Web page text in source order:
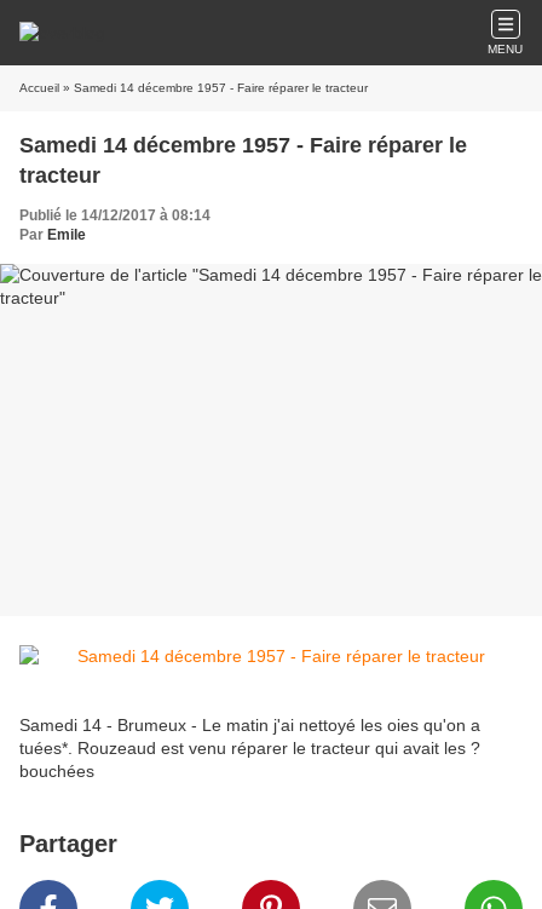
MENU
Accueil » Samedi 14 décembre 1957 - Faire réparer le tracteur
Samedi 14 décembre 1957 - Faire réparer le
tracteur
Publié le 14/12/2017 à 08:14
Par Emile
Samedi 14 - Brumeux - Le matin j'ai nettoyé les oies qu'on a
tuées*. Rouzeaud est venu réparer le tracteur qui avait les ?
bouchées
Partager